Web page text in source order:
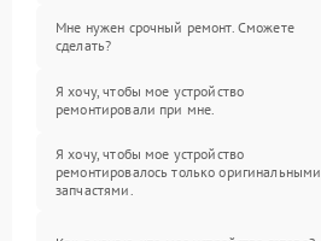
Мне нужен срочный ремонт. Сможете
сделать?
Я хочу, чтобы мое устройство
ремонтировали при мне.
Я хочу, чтобы мое устройство
ремонтировалось только оригинальными
запчастями.